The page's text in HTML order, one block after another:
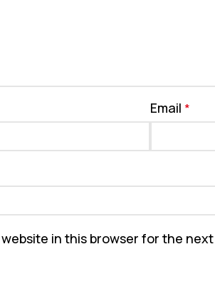
Email *
in this browser for the